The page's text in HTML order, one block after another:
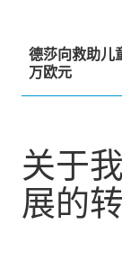
德莎向救助儿
万欧元
关于
展的